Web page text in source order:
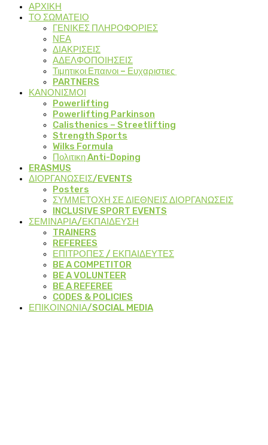
ΑΡΧΙΚΗ
ΤΟ ΣΩΜΑΤΕΙΟ
ΓΕΝΙΚΕΣ ΠΛΗΡΟΦΟΡΙΕΣ
ΝΕΑ
ΔΙΑΚΡΙΣΕΙΣ
ΑΔΕΛΦΟΠΟΙΗΣΕΙΣ
Τιμητικοι Επαινοι – Ευχαριστιες
PARTNERS
ΚΑΝΟΝΙΣΜΟΙ
Powerlifting
Powerlifting Parkinson
Calisthenics – Streetlifting
Strength Sports
Wilks Formula
Πολιτικη Anti-Doping
ERASMUS
ΔΙΟΡΓΑΝΩΣΕΙΣ/EVENTS
Posters
ΣΥΜΜΕΤΟΧΗ ΣΕ ΔΙΕΘΝΕΙΣ ΔΙΟΡΓΑΝΩΣΕΙΣ
INCLUSIVE SPORT EVENTS
ΣΕΜΙΝΑΡΙΑ/ΕΚΠΑΙΔΕΥΣΗ
TRAINERS
REFEREES
ΕΠΙΤΡΟΠΕΣ / ΕΚΠΑΙΔΕΥΤΕΣ
BE A COMPETITOR
BE A VOLUNTEER
BE A REFEREE
CODES & POLICIES
ΕΠΙΚΟΙΝΩΝΙΑ/SOCIAL MEDIA